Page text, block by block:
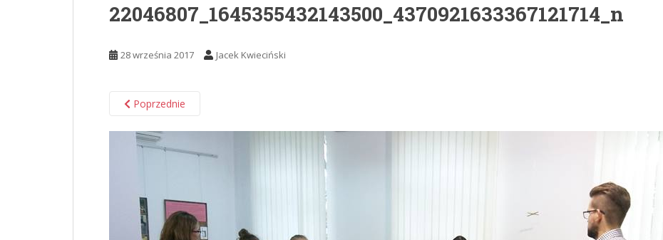
22046807_1645355432143500_4370921633367121714_n
28 września 2017 Jacek Kwieciński
Poprzednie